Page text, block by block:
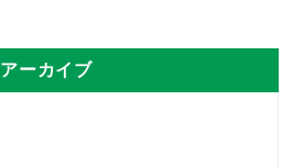
アーカイブ